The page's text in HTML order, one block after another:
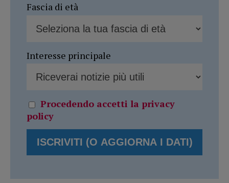
Fascia di età
Interesse principale
Procedendo accetti la privacy
policy